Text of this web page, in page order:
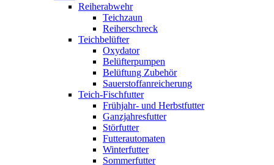
Reiherabwehr
Teichzaun
Reiherschreck
Teichbelüfter
Oxydator
Belüfterpumpen
Belüftung Zubehör
Sauerstoffanreicherung
Teich-Fischfutter
Frühjahr- und Herbstfutter
Ganzjahresfutter
Störfutter
Futterautomaten
Winterfutter
Sommerfutter